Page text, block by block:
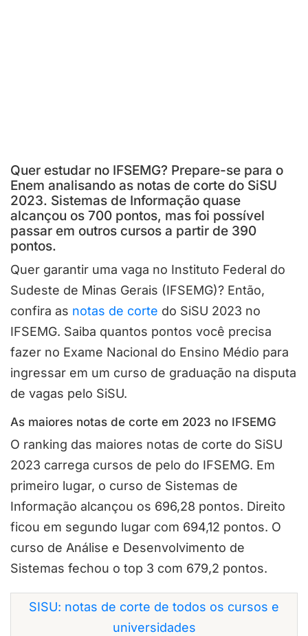
Quer estudar no IFSEMG? Prepare-se para o
Enem analisando as notas de corte do SiSU
2023. Sistemas de Informação quase
alcançou os 700 pontos, mas foi possível
passar em outros cursos a partir de 390
pontos.
Quer garantir uma vaga no Instituto Federal do
Sudeste de Minas Gerais (IFSEMG)? Então,
confira as notas de corte do SiSU 2023 no
IFSEMG. Saiba quantos pontos você precisa
fazer no Exame Nacional do Ensino Médio para
ingressar em um curso de graduação na disputa
de vagas pelo SiSU.
As maiores notas de corte em 2023 no IFSEMG
O ranking das maiores notas de corte do SiSU
2023 carrega cursos de pelo do IFSEMG. Em
primeiro lugar, o curso de Sistemas de
Informação alcançou os 696,28 pontos. Direito
ficou em segundo lugar com 694,12 pontos. O
curso de Análise e Desenvolvimento de
Sistemas fechou o top 3 com 679,2 pontos.
SISU: notas de corte de todos os cursos e
universidades